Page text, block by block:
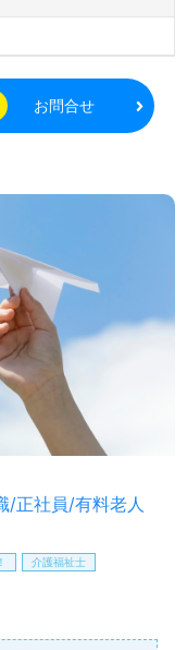
ンセプトのホスピ
の実現を目指す事
します。ホスピス
新規開設の事業所
キャリアを描きた
タントよりご案内
します。
は【ウィルオブ介
も遠慮なく＊
てお問い合わせ/ご
収交渉など完全無
公開求人も取扱い
活動！お問い合わ
お問合せ
/正社員/有料老人
介護福祉士